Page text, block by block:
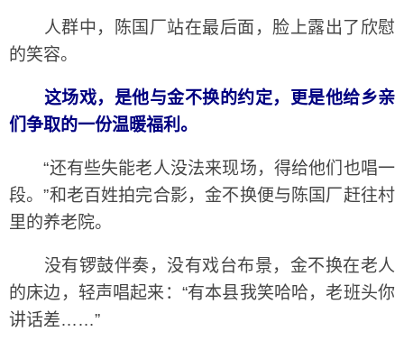
人群中，陈国厂站在最后面，脸上露出了欣慰
的笑容。
这场戏，是他与金不换的约定，更是他给乡亲
们争取的一份温暖福利。
“还有些失能老人没法来现场，得给他们也唱一
段。”和老百姓拍完合影，金不换便与陈国厂赶往村
里的养老院。
没有锣鼓伴奏，没有戏台布景，金不换在老人
的床边，轻声唱起来：“有本县我笑哈哈，老班头你
讲话差……”